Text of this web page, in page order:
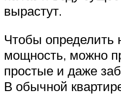
вырастут.
Чтобы определить
мощность, можно
простые и даже
В обычной